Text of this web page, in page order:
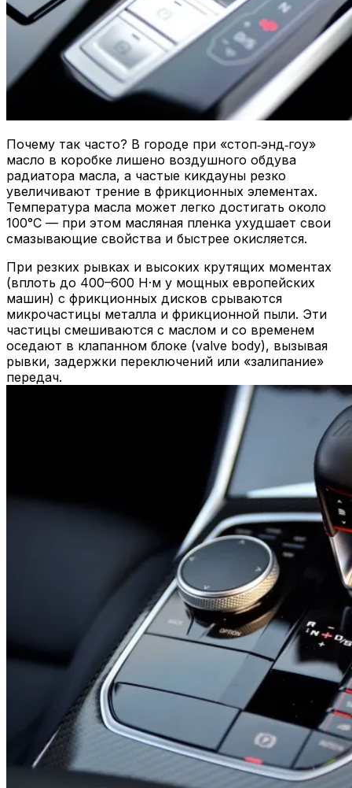
Почему так часто? В городе при «стоп‑энд‑гоу»
масло в коробке лишено воздушного обдува
радиатора масла, а частые кикдауны резко
увеличивают трение в фрикционных элементах.
Температура масла может легко достигать около
100°C — при этом масляная пленка ухудшает свои
смазывающие свойства и быстрее окисляется.
При резких рывках и высоких крутящих моментах
(вплоть до 400–600 Н·м у мощных европейских
машин) с фрикционных дисков срываются
микрочастицы металла и фрикционной пыли. Эти
частицы смешиваются с маслом и со временем
оседают в клапанном блоке (valve body), вызывая
рывки, задержки переключений или «залипание»
передач.